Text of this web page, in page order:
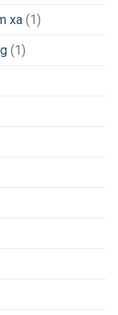
xa (1)
(1)